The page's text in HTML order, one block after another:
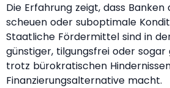
Die Erfahrung zeigt, dass Banken
scheuen oder suboptimale
Staatliche Fördermittel sind in
günstiger, tilgungsfrei oder
trotz bürokratischen
Finanzierungsalternative macht.